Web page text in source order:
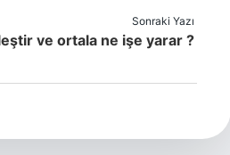
Sonraki Yazı
ve ortala ne işe yarar ?